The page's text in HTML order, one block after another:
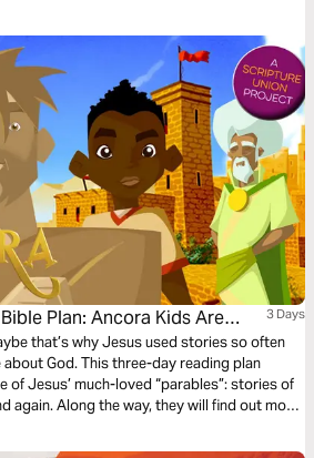
Plan: Ancora Kids Are
3 Days
that’s why Jesus used stories so often
God. This three-day reading plan
of Jesus’ much-loved “parables”: stories of
again. Along the way, they will find out more
of Ancora.